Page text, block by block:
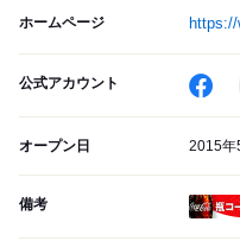
ホームページ
公式アカウント
オープン日 2015年
備考